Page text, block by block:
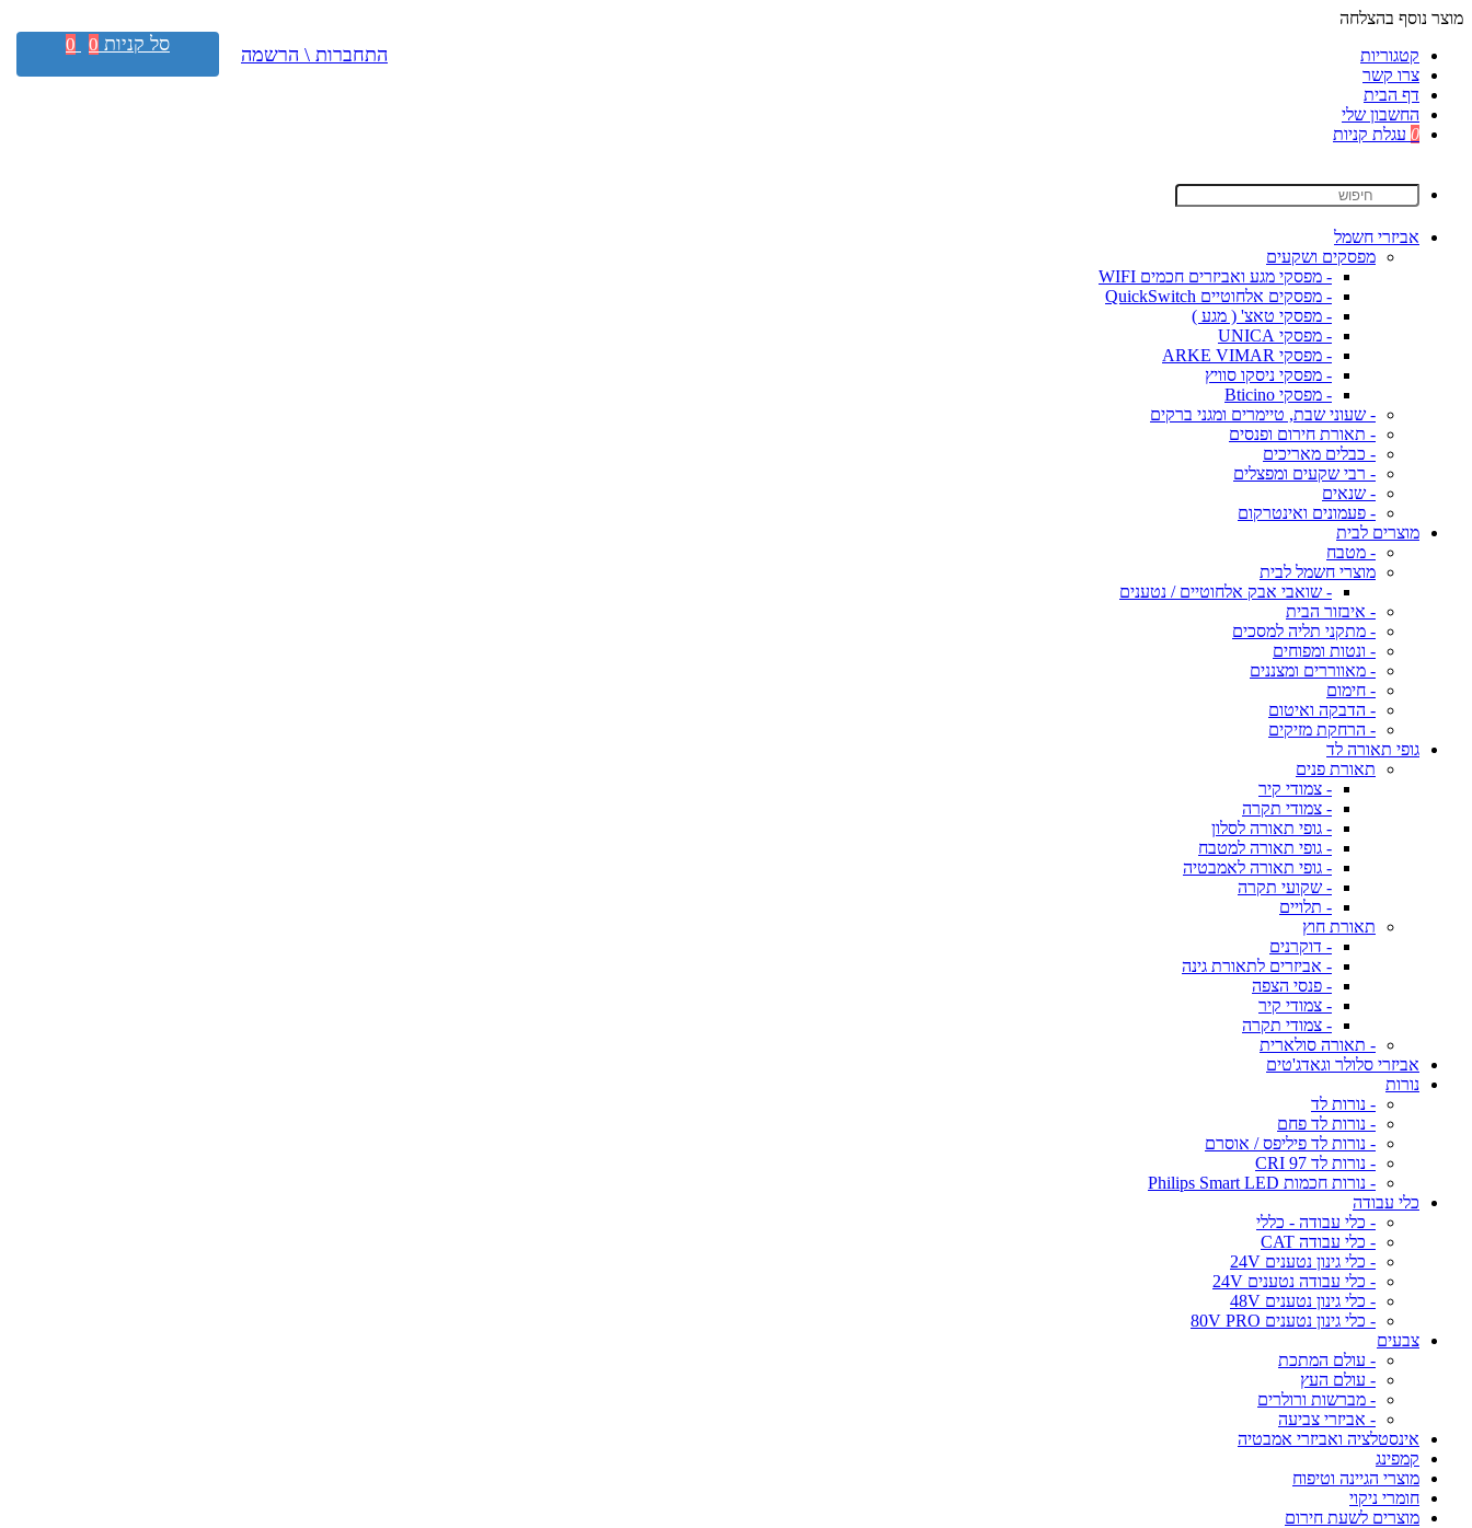
מוצר נוסף בהצלחה
קטגוריות
צרו קשר
דף הבית
החשבון שלי
0 עגלת קניות
אביזרי חשמל
מפסקים ושקעים
- מפסקי מגע ואביזרים חכמים WIFI
- מפסקים אלחוטיים QuickSwitch
- מפסקי טאצ' ( מגע )
- מפסקי UNICA
- מפסקי ARKE VIMAR
- מפסקי ניסקו סוויץ
- מפסקי Bticino
- שעוני שבת, טיימרים ומגני ברקים
- תאורת חירום ופנסים
- כבלים מאריכים
- רבי שקעים ומפצלים
- שנאים
- פעמונים ואינטרקום
מוצרים לבית
- מטבח
מוצרי חשמל לבית
- שואבי אבק אלחוטיים / נטענים
- איבזור הבית
- מתקני תליה למסכים
- ונטות ומפוחים
- מאווררים ומצננים
- חימום
- הדבקה ואיטום
- הרחקת מזיקים
גופי תאורה לד
תאורת פנים
- צמודי קיר
- צמודי תקרה
- גופי תאורה לסלון
- גופי תאורה למטבח
- גופי תאורה לאמבטיה
- שקועי תקרה
- תלויים
תאורת חוץ
- דוקרנים
- אביזרים לתאורת גינה
- פנסי הצפה
- צמודי קיר
- צמודי תקרה
- תאורה סולארית
אביזרי סלולר וגאדג'טים
נורות
- נורות לד
- נורות לד פחם
- נורות לד פיליפס / אוסרם
- נורות לד CRI 97
- נורות חכמות Philips Smart LED
כלי עבודה
- כלי עבודה - כללי
- כלי עבודה CAT
- כלי גינון נטענים 24V
- כלי עבודה נטענים 24V
- כלי גינון נטענים 48V
- כלי גינון נטענים 80V PRO
צבעים
- עולם המתכת
- עולם העץ
- מברשות ורולרים
- אביזרי צביעה
אינסטלציה ואביזרי אמבטיה
קמפינג
מוצרי הגיינה וטיפוח
חומרי ניקוי
מוצרים לשעת חירום
התחברות \ הרשמה סל קניות 0
0